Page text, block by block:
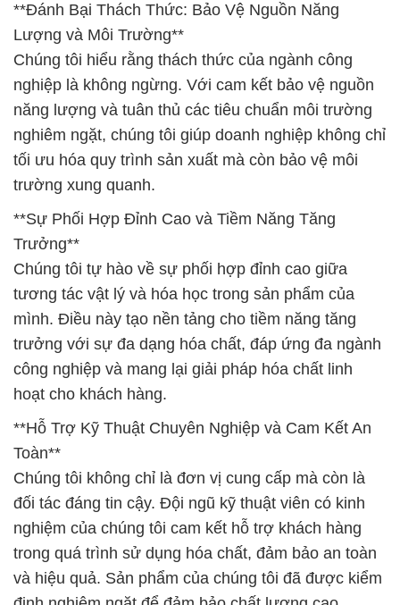
**Đánh Bại Thách Thức: Bảo Vệ Nguồn Năng
Lượng và Môi Trường**
Chúng tôi hiểu rằng thách thức của ngành công
nghiệp là không ngừng. Với cam kết bảo vệ nguồn
năng lượng và tuân thủ các tiêu chuẩn môi trường
nghiêm ngặt, chúng tôi giúp doanh nghiệp không chỉ
tối ưu hóa quy trình sản xuất mà còn bảo vệ môi
trường xung quanh.
**Sự Phối Hợp Đỉnh Cao và Tiềm Năng Tăng
Trưởng**
Chúng tôi tự hào về sự phối hợp đỉnh cao giữa
tương tác vật lý và hóa học trong sản phẩm của
mình. Điều này tạo nền tảng cho tiềm năng tăng
trưởng với sự đa dạng hóa chất, đáp ứng đa ngành
công nghiệp và mang lại giải pháp hóa chất linh
hoạt cho khách hàng.
**Hỗ Trợ Kỹ Thuật Chuyên Nghiệp và Cam Kết An
Toàn**
Chúng tôi không chỉ là đơn vị cung cấp mà còn là
đối tác đáng tin cậy. Đội ngũ kỹ thuật viên có kinh
nghiệm của chúng tôi cam kết hỗ trợ khách hàng
trong quá trình sử dụng hóa chất, đảm bảo an toàn
và hiệu quả. Sản phẩm của chúng tôi đã được kiểm